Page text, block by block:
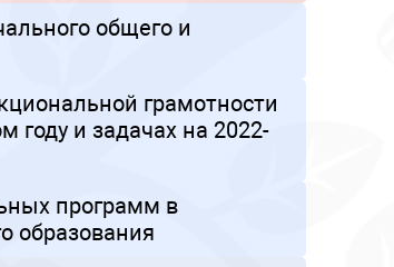
общего и
грамотности
году и задачах на 2022-
программ в
образования